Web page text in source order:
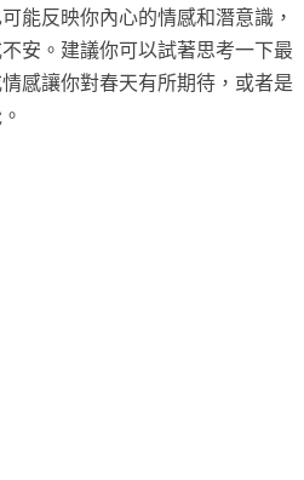
能反映你內心的情感和潛意識，
安。建議你可以試著思考一下最
感讓你對春天有所期待，或者是